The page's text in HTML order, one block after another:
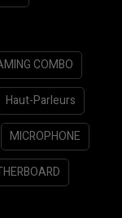
COMBO
Haut-Parleurs
MICROPHONE